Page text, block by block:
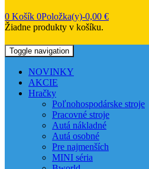
0 Košík 0Položka(y)-0,00 €
Žiadne produkty v košíku.
Toggle navigation
NOVINKY
AKCIE
Hračky
Poľnohospodárske stroje
Pracovné stroje
Autá nákladné
Autá osobné
Pre najmenších
MINI séria